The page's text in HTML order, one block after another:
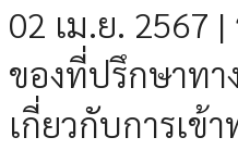
02 เม.ย. 2567
ของที่ปรึกษาทา
เกี่ยวกับการเข้